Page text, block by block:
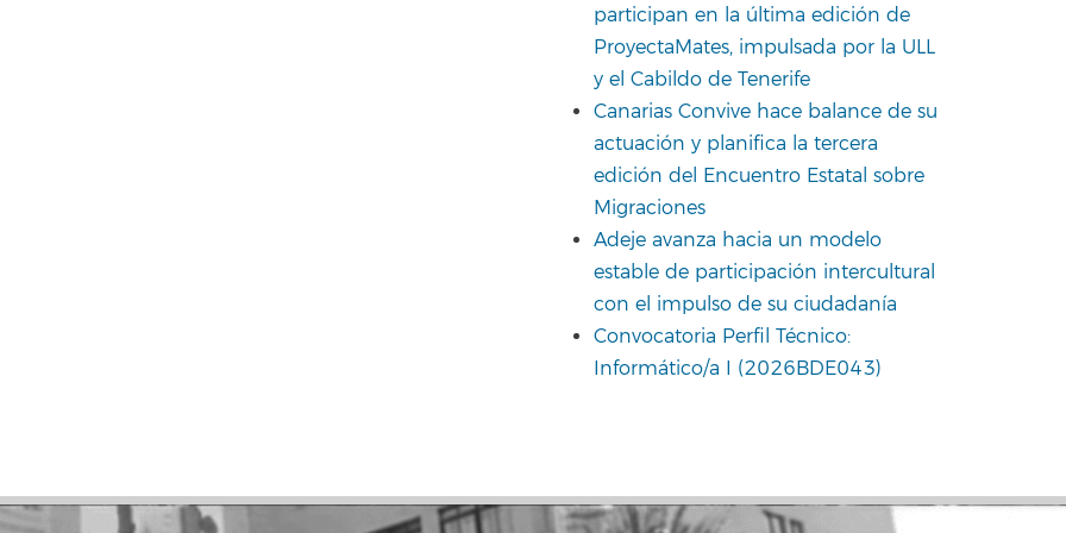
participan en la última edición de
ProyectaMates, impulsada por la ULL
y el Cabildo de Tenerife
Canarias Convive hace balance de su
actuación y planifica la tercera
edición del Encuentro Estatal sobre
Migraciones
Adeje avanza hacia un modelo
estable de participación intercultural
con el impulso de su ciudadanía
Convocatoria Perfil Técnico:
Informático/a I (2026BDE043)